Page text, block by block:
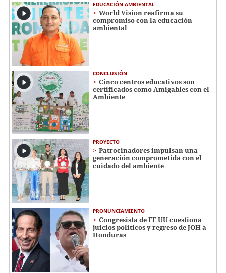
EDUCACIÓN AMBIENTAL
World Vision reafirma su
compromiso con la educación
ambiental
CONCLUSIÓN
Cinco centros educativos son
certificados como Amigables con el
Ambiente
PROYECTO
Patrocinadores impulsan una
generación comprometida con el
cuidado del ambiente
PRONUNCIAMIENTO
Congresista de EE UU cuestiona
juicios políticos y regreso de JOH a
Honduras